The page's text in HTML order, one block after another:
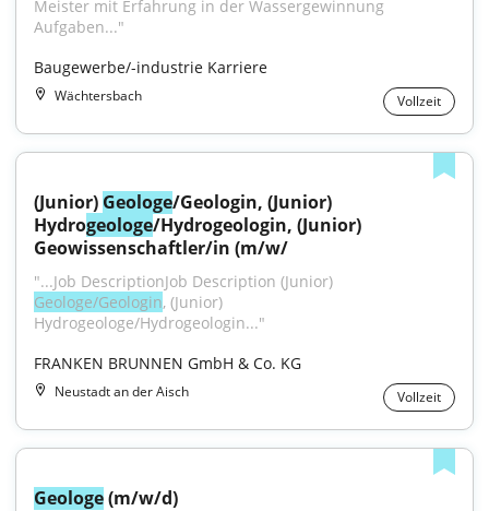
Meister mit Erfahrung in der Wassergewinnung
Aufgaben..."
Baugewerbe/-industrie Karriere
Wächtersbach Vollzeit
(Junior) Geologe/Geologin, (Junior)
Hydrogeologe/Hydrogeologin, (Junior)
Geowissenschaftler/in (m/w/
Geologe/Geologin, (Junior)
Hydrogeologe/Hydrogeologin..."
FRANKEN BRUNNEN GmbH & Co. KG
Neustadt an der Aisch Vollzeit
Geologe (m/w/d)